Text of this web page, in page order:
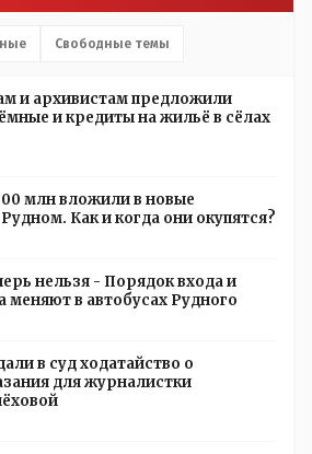
питьевой и температурный
иначе?
Свободные темы
и архивистам предложили
и кредиты на жильё в сёлах
млн вложили в новые
Как и когда они окупятся?
нельзя - Порядок входа и
меняют в автобусах Рудного
в суд ходатайство о
для журналистки